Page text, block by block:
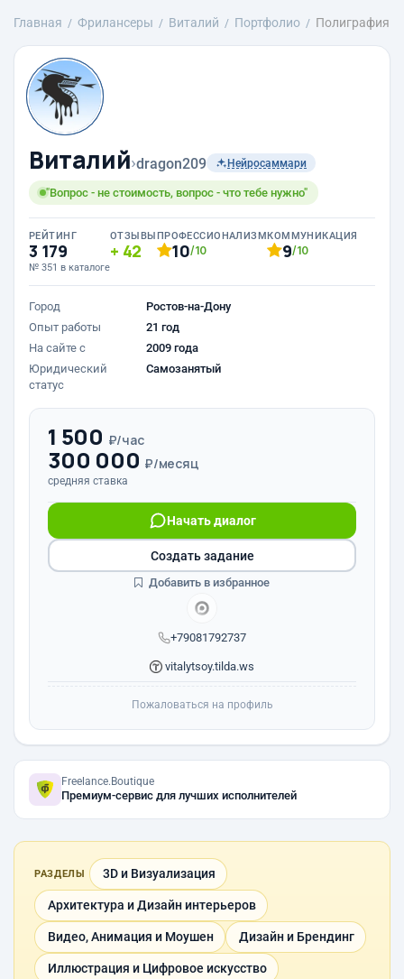
Главная Фрилансеры Виталий Портфолио Полиграфия
Виталий›dragon209 Нейросаммари
"Вопрос - не стоимость, вопрос - что тебе нужно"
РЕЙТИНГ
3 179
№ 351 в каталоге
ОТЗЫВЫ
42
ПРОФЕССИОНАЛИЗМ
10/10
КОММУНИКАЦИЯ
9/10
Город
Ростов-на-Дону
Опыт работы
21 год
На сайте с
2009 года
Юридический
статус
Самозанятый
1 500 ₽/час
300 000 ₽/месяц
средняя ставка
+79081792737
Начать диалог
vitalytsoy.tilda.ws
Создать задание
Добавить в избранное
Пожаловаться на профиль
Freelance.Boutique
Премиум-сервис для лучших исполнителей
РАЗДЕЛЫ 3D и Визуализация
Архитектура и Дизайн интерьеров
Видео, Анимация и Моушен Дизайн и Брендинг
Иллюстрация и Цифровое искусство